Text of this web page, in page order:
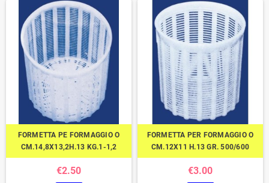
FORMETTA PE FORMAGGIO O
CM.14,8X13,2H.13 KG.1-1,2
€2.50
FORMETTA PER FORMAGGIO O
CM.12X11 H.13 GR. 500/600
€3.00